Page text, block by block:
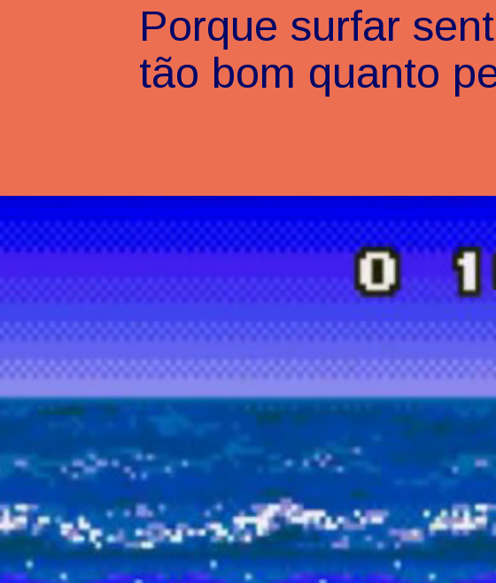
Porque surfar
tão bom quanto